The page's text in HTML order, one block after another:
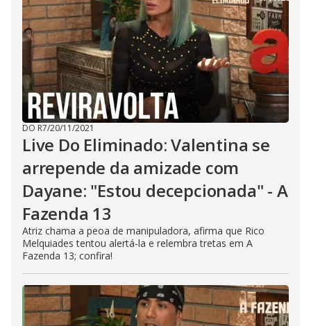
DO R7/20/11/2021
Live Do Eliminado: Valentina se
arrepende da amizade com
Dayane: "Estou decepcionada" - A
Fazenda 13
Atriz chama a peoa de manipuladora, afirma que Rico
Melquiades tentou alertá-la e relembra tretas em A
Fazenda 13; confira!